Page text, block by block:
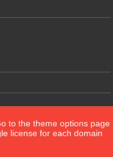
to the theme options page
license for each domain